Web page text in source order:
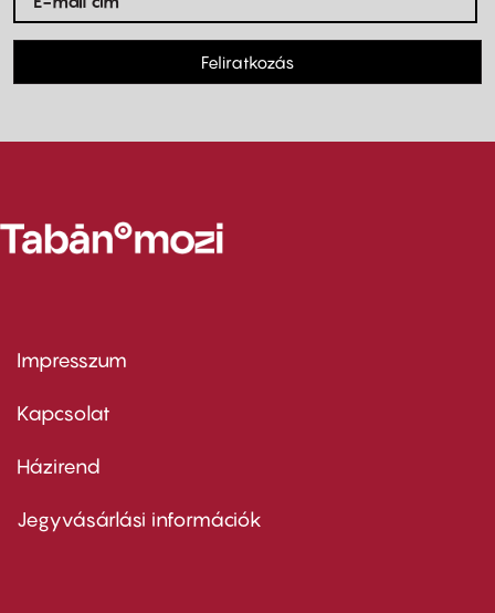
Feliratkozás
Footer
first
Impresszum
Kapcsolat
Footer
second
Házirend
Jegyvásárlási információk